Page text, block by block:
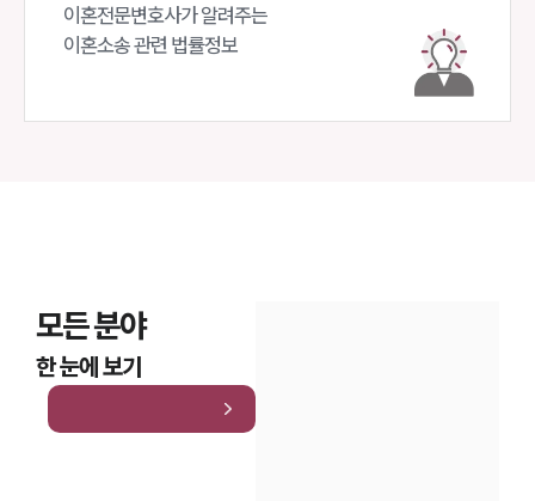
이혼전문변호사가 알려주는
이혼소송 관련 법률정보
모든 분야
한 눈에 보기